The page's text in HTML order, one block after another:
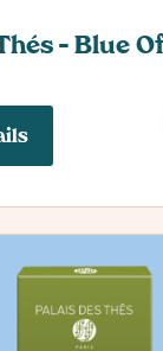
– Blue